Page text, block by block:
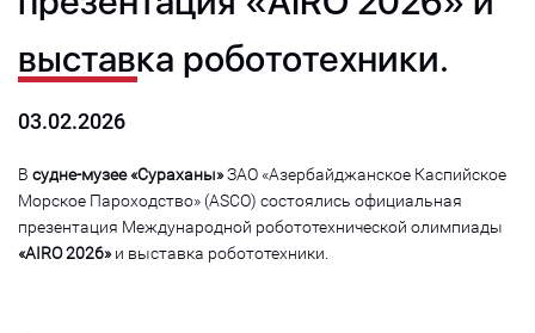
выставка робототехники.
03.02.2026
В судне-музее «Сураханы»ЗАО «Азербайджанское Каспийское
Морское Пароходство» (ASCO) состоялись официальная
презентация Международной робототехнической олимпиады
«AIRO 2026»и выставка робототехники.